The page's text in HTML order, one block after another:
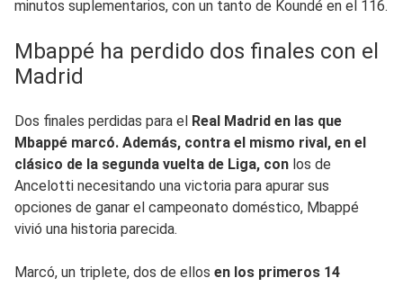
minutos suplementarios, con un tanto de Koundé en el 116.
Mbappé ha perdido dos finales con el
Madrid
Dos finales perdidas para el Real Madrid en las que
Mbappé marcó. Además, contra el mismo rival, en el
clásico de la segunda vuelta de Liga, con los de
Ancelotti necesitando una victoria para apurar sus
opciones de ganar el campeonato doméstico, Mbappé
vivió una historia parecida.
Marcó, un triplete, dos de ellos en los primeros 14